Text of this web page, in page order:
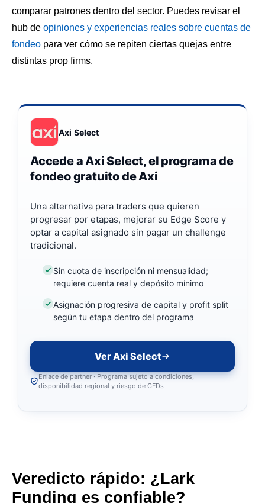
comparar patrones dentro del sector. Puedes revisar el
hub de opiniones y experiencias reales sobre cuentas de
fondeo para ver cómo se repiten ciertas quejas entre
distintas prop firms.
Axi Select
Accede a Axi Select, el programa de
fondeo gratuito de Axi
Una alternativa para traders que quieren
progresar por etapas, mejorar su Edge Score y
optar a capital asignado sin pagar un challenge
tradicional.
Sin cuota de inscripción ni mensualidad;
requiere cuenta real y depósito mínimo
Asignación progresiva de capital y profit split
según tu etapa dentro del programa
Ver Axi Select
Enlace de partner · Programa sujeto a condiciones,
disponibilidad regional y riesgo de CFDs
Veredicto rápido: ¿Lark
Funding es confiable?